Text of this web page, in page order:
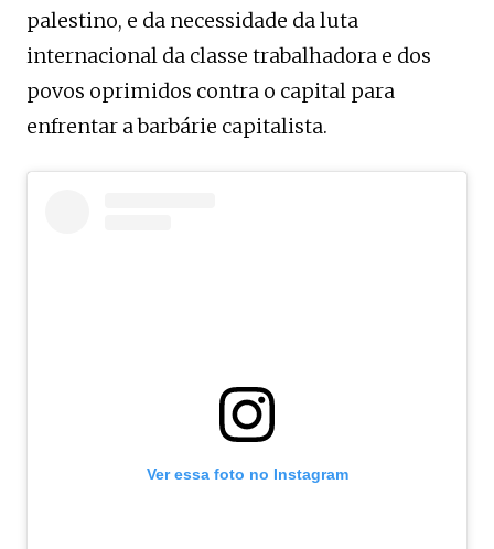
palestino, e da necessidade da luta
internacional da classe trabalhadora e dos
povos oprimidos contra o capital para
enfrentar a barbárie capitalista.
Ver essa foto no Instagram